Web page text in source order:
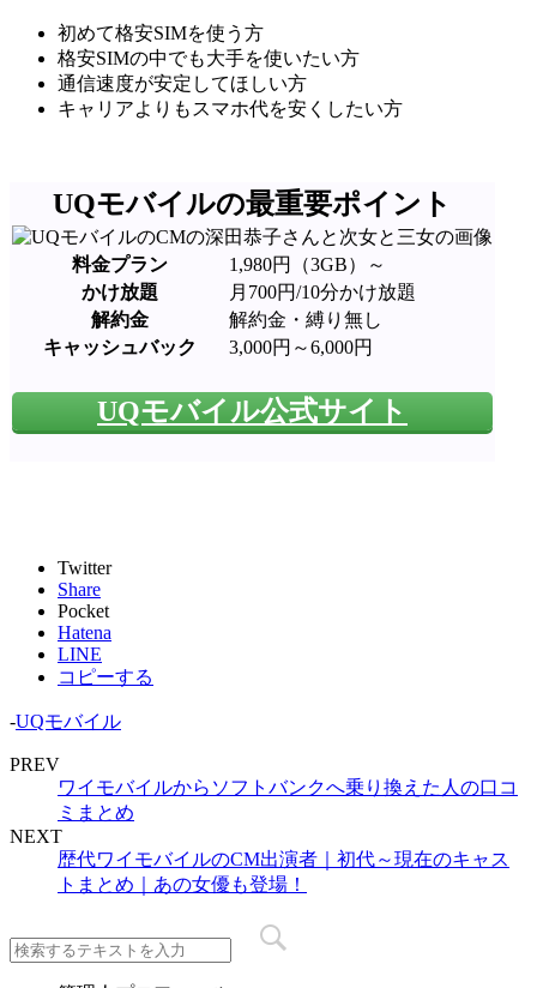
初めて格安SIMを使う方
格安SIMの中でも大手を使いたい方
通信速度が安定してほしい方
キャリアよりもスマホ代を安くしたい方
UQモバイルの最重要ポイント
料金プラン
1,980円（3GB）～
かけ放題
月700円/10分かけ放題
解約金
解約金・縛り無し
キャッシュバック
3,000円～6,000円
UQモバイル公式サイト
Twitter
Share
Pocket
Hatena
LINE
コピーする
-UQモバイル
PREV
ワイモバイルからソフトバンクへ乗り換えた人の口コ
ミまとめ
NEXT
歴代ワイモバイルのCM出演者｜初代～現在のキャス
トまとめ｜あの女優も登場！